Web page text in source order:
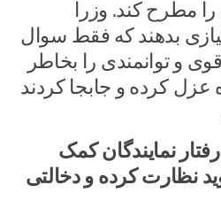
مطرح کند. وزرا
بدهند که فقط سوال
و توانمندی را بخاطر
کرده و جابجا کردند
نمایندگان کمک
نظارت کرده و دخالتی